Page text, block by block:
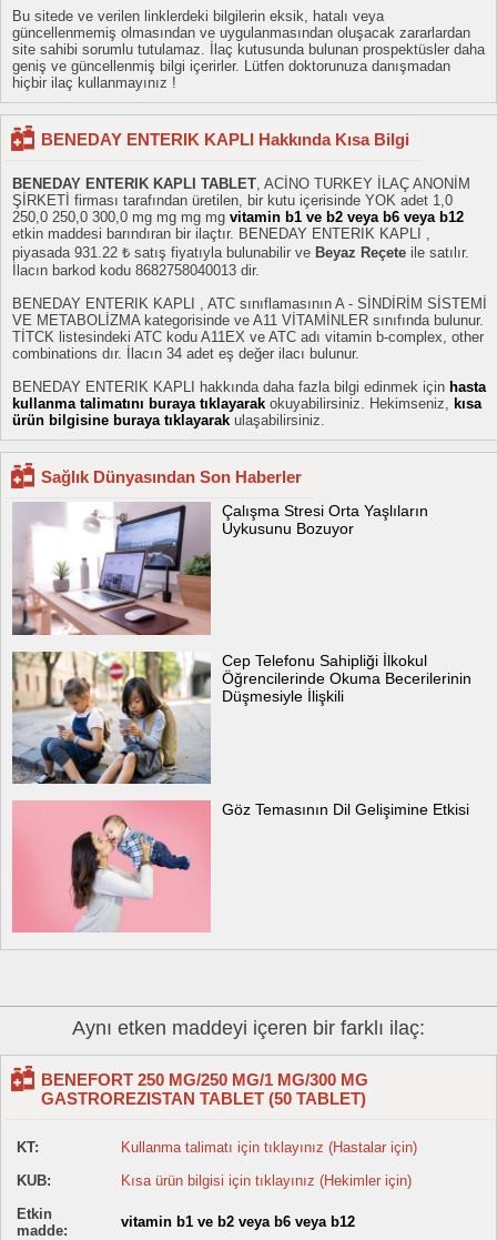
Bu sitede ve verilen linklerdeki bilgilerin eksik, hatalı veya
güncellenmemiş olmasından ve uygulanmasından oluşacak zararlardan
site sahibi sorumlu tutulamaz. İlaç kutusunda bulunan prospektüsler daha
geniş ve güncellenmiş bilgi içerirler. Lütfen doktorunuza danışmadan
hiçbir ilaç kullanmayınız !
BENEDAY ENTERIK KAPLI Hakkında Kısa Bilgi
BENEDAY ENTERIK KAPLI TABLET, ACİNO TURKEY İLAÇ ANONİM
ŞİRKETİ firması tarafından üretilen, bir kutu içerisinde YOK adet 1,0
250,0 250,0 300,0 mg mg mg mg vitamin b1 ve b2 veya b6 veya b12
etkin maddesi barındıran bir ilaçtır. BENEDAY ENTERIK KAPLI ,
piyasada 931.22 ₺ satış fiyatıyla bulunabilir ve Beyaz Reçete ile satılır.
İlacın barkod kodu 8682758040013 dir.
BENEDAY ENTERIK KAPLI , ATC sınıflamasının A - SİNDİRİM SİSTEMİ
VE METABOLİZMA kategorisinde ve A11 VİTAMİNLER sınıfında bulunur.
TİTCK listesindeki ATC kodu A11EX ve ATC adı vitamin b-complex, other
combinations dır. İlacın 34 adet eş değer ilacı bulunur.
BENEDAY ENTERIK KAPLI hakkında daha fazla bilgi edinmek için hasta
kullanma talimatını buraya tıklayarak okuyabilirsiniz. Hekimseniz, kısa
ürün bilgisine buraya tıklayarak ulaşabilirsiniz.
Sağlık Dünyasından Son Haberler
Çalışma Stresi Orta Yaşlıların
Uykusunu Bozuyor
Cep Telefonu Sahipliği İlkokul
Öğrencilerinde Okuma Becerilerinin
Düşmesiyle İlişkili
Göz Temasının Dil Gelişimine Etkisi
Aynı etken maddeyi içeren bir farklı ilaç:
BENEFORT 250 MG/250 MG/1 MG/300 MG
GASTROREZISTAN TABLET (50 TABLET)
KT:
Kullanma talimatı için tıklayınız (Hastalar için)
KUB:
Kısa ürün bilgisi için tıklayınız (Hekimler için)
Etkin
madde:
vitamin b1 ve b2 veya b6 veya b12